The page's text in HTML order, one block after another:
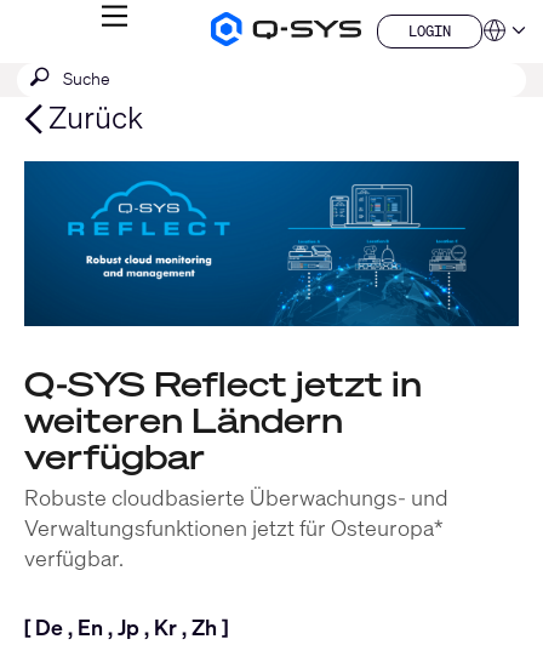
Q-
MENÜ
LOGIN
LOGIN
QSYS.com (English)
India (English)
Deutsch
Español
한국어
China (中文)
Suche
SUCHE
Zurück
Q-SYS Reflect jetzt in
weiteren Ländern
verfügbar
Robuste cloudbasierte Überwachungs- und
Verwaltungsfunktionen jetzt für Osteuropa*
verfügbar.
[De, En ,Jp, Kr,Zh ]